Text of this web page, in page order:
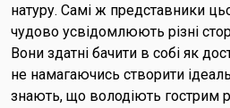
натуру. Самі ж представники
чудово усвідомлюють різні
Вони здатні бачити в собі як
не намагаючись створити
знають, що володіють гострим